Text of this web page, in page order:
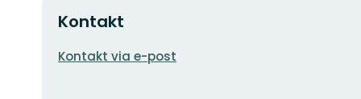
Kontakt
E-
Kontakt via e-post